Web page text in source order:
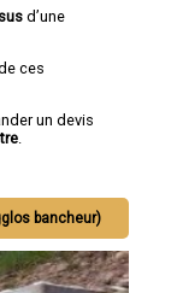
d’une
ces
un devis
bancheur)